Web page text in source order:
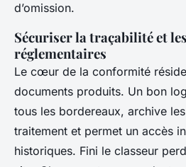
d’omission.
Sécuriser la traçabilité et
réglementaires
Le cœur de la conformité
documents produits. Un bon
tous les bordereaux, archive
traitement et permet un accès
historiques. Fini le classeur